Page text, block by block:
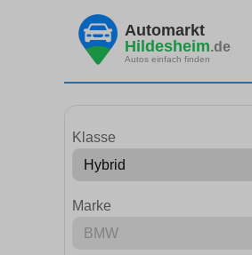
Automarkt
Hildesheim.de
Autos einfach finden
Klasse
Marke